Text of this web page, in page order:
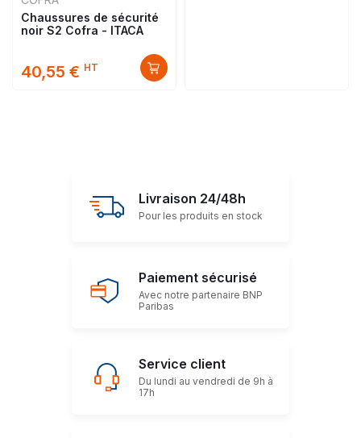
Chaussures de sécurité
noir S2 Cofra - ITACA
40,55 € HT
Livraison 24/48h
Pour les produits en stock
Paiement sécurisé
Avec notre partenaire BNP
Paribas
Service client
Du lundi au vendredi de 9h à
17h